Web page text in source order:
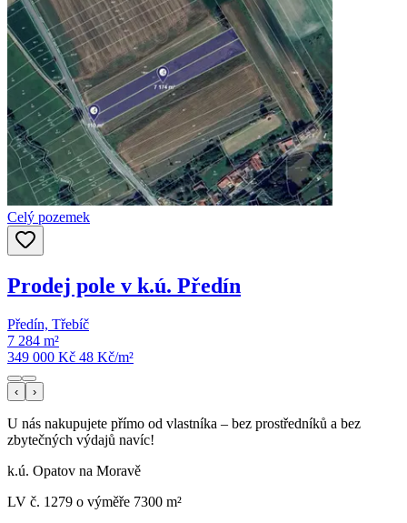
Celý pozemek
Prodej pole v k.ú. Předín
Předín, Třebíč
7 284 m²
349 000 Kč 48 Kč/m²
‹ ›
U nás nakupujete přímo od vlastníka – bez prostředníků a bez
zbytečných výdajů navíc!
k.ú. Opatov na Moravě
LV č. 1279 o výměře 7300 m²